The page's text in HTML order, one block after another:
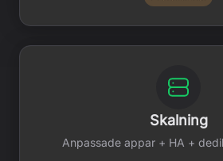
Skalning
Anpassade appar + HA +